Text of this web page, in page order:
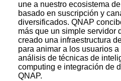
une a nuestro ecosistema
basado en suscripción y
diversificados. QNAP
más que un simple servidor
creado una infraestructura
para animar a los usuarios
análisis de técnicas de
computing e integración de
QNAP.